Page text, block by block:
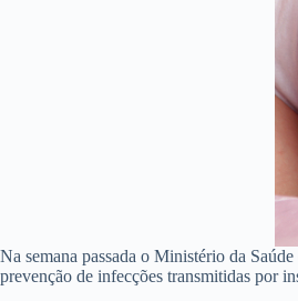
Na semana passada o Ministério da
prevenção de infecções transmitidas por